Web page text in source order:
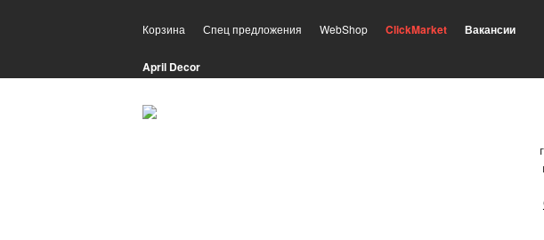
Корзина Спец предложения WebShop ClickMarket Вакансии
April Decor